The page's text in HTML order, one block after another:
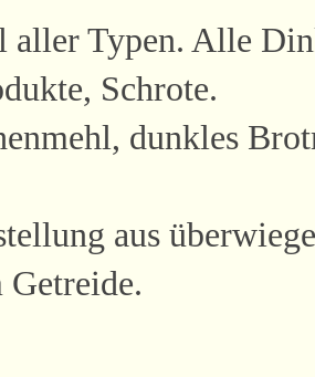
aller Typen. Alle
Schrote.
dunkles
aus
Getreide.